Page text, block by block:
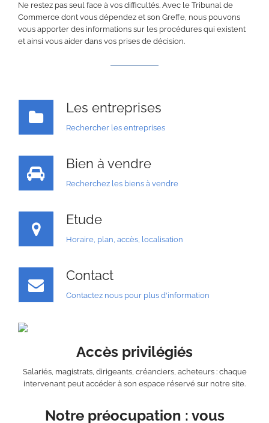
Ne restez pas seul face à vos difficultés. Avec le Tribunal de
Commerce dont vous dépendez et son Greffe, nous pouvons
vous apporter des informations sur les procédures qui existent
et ainsi vous aider dans vos prises de décision.
Les entreprises
Rechercher les entreprises
Bien à vendre
Recherchez les biens à vendre
Etude
Horaire, plan, accès, localisation
Contact
Contactez nous pour plus d'information
Accès privilégiés
Salariés, magistrats, dirigeants, créanciers, acheteurs : chaque
intervenant peut accéder à son espace réservé sur notre site.
Notre préocupation : vous